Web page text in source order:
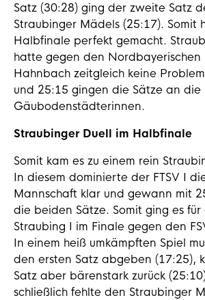
Satz (30:28) ging der zweite Satz
Straubinger Mädels (25:17). Somit
Halbfinale perfekt gemacht.
hatte gegen den Nordbayerischen
Hahnbach zeitgleich keine
und 25:15 gingen die Sätze an die
Gäubodenstädterinnen.
Straubinger Duell im Halbfinale
Somit kam es zu einem rein
In diesem dominierte der FTSV I
Mannschaft klar und gewann mit
die beiden Sätze. Somit ging es für
Straubing I im Finale gegen den
In einem heiß umkämpften Spiel
den ersten Satz abgeben (17:25),
Satz aber bärenstark zurück
schließlich fehlte den Straubinger